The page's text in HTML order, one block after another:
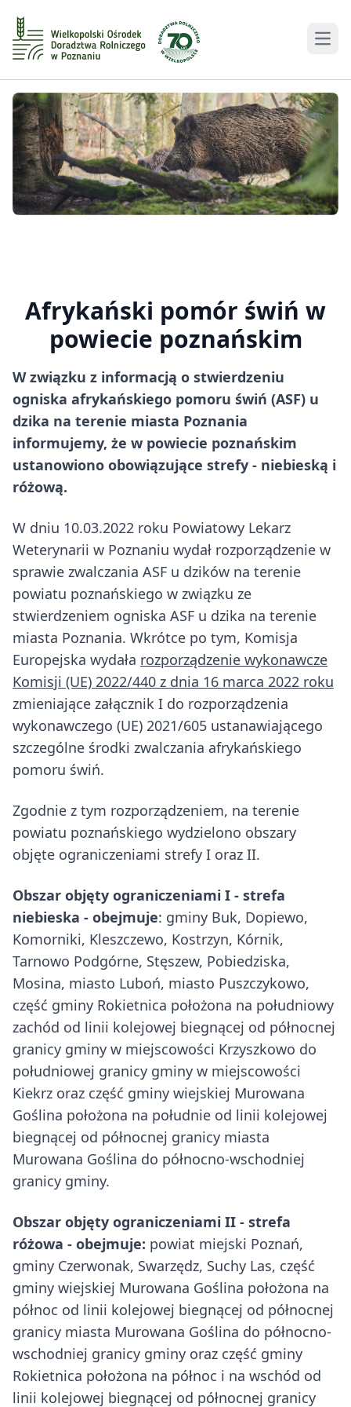
Afrykański pomór świń w
powiecie poznańskim
W związku z informacją o stwierdzeniu
ogniska afrykańskiego pomoru świń (ASF) u
dzika na terenie miasta Poznania
informujemy, że w powiecie poznańskim
ustanowiono obowiązujące strefy - niebieską i
różową.
W dniu 10.03.2022 roku Powiatowy Lekarz
Weterynarii w Poznaniu wydał rozporządzenie w
sprawie zwalczania ASF u dzików na terenie
powiatu poznańskiego w związku ze
stwierdzeniem ogniska ASF u dzika na terenie
miasta Poznania. Wkrótce po tym, Komisja
Europejska wydała rozporządzenie wykonawcze
Komisji (UE) 2022/440 z dnia 16 marca 2022 roku
zmieniające załącznik I do rozporządzenia
wykonawczego (UE) 2021/605 ustanawiającego
szczególne środki zwalczania afrykańskiego
pomoru świń.
Zgodnie z tym rozporządzeniem, na terenie
powiatu poznańskiego wydzielono obszary
objęte ograniczeniami strefy I oraz II.
Obszar objęty ograniczeniami I - strefa
niebieska - obejmuje: gminy Buk, Dopiewo,
Komorniki, Kleszczewo, Kostrzyn, Kórnik,
Tarnowo Podgórne, Stęszew, Pobiedziska,
Mosina, miasto Luboń, miasto Puszczykowo,
część gminy Rokietnica położona na południowy
zachód od linii kolejowej biegnącej od północnej
granicy gminy w miejscowości Krzyszkowo do
południowej granicy gminy w miejscowości
Kiekrz oraz część gminy wiejskiej Murowana
Goślina położona na południe od linii kolejowej
biegnącej od północnej granicy miasta
Murowana Goślina do północno-wschodniej
granicy gminy.
Obszar objęty ograniczeniami II - strefa
różowa - obejmuje: powiat miejski Poznań,
gminy Czerwonak, Swarzędz, Suchy Las, część
gminy wiejskiej Murowana Goślina położona na
północ od linii kolejowej biegnącej od północnej
granicy miasta Murowana Goślina do północno-
wschodniej granicy gminy oraz część gminy
Rokietnica położona na północ i na wschód od
linii kolejowej biegnącej od północnej granicy